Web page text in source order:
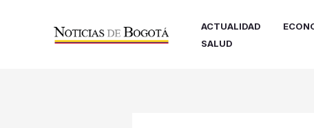
ACTUALIDAD
SALUD